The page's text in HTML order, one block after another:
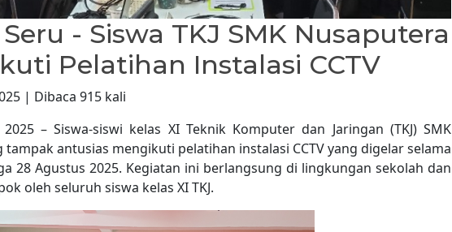
- Siswa TKJ SMK Nusaputera
Pelatihan Instalasi CCTV
| Dibaca 915 kali
– Siswa-siswi kelas XI Teknik Komputer dan Jaringan (TKJ) SMK
tampak antusias mengikuti pelatihan instalasi CCTV yang digelar selama
28 Agustus 2025. Kegiatan ini berlangsung di lingkungan sekolah dan
oleh seluruh siswa kelas XI TKJ.